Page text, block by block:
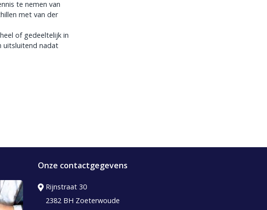
te nemen van
met van der
of gedeeltelijk in
uitsluitend nadat
Onze contactgegevens
Rijnstraat 30
2382 BH Zoeterwoude